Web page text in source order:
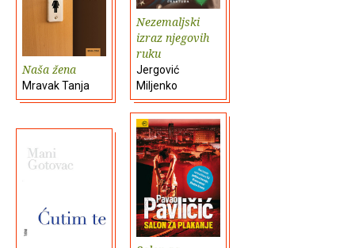
Naša žena
Mravak Tanja
Nezemaljski
izraz njegovih
ruku
Jergović
Miljenko